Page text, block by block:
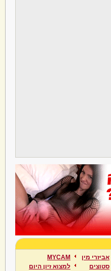
אביזרי מין
סטוצים
MYCAM
למצוא זיון היום